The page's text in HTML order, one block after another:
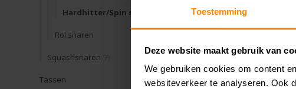
Toestemming
Deze website maakt gebruik van
We gebruiken cookies om content
websiteverkeer te analyseren. Ook
Hardhitter/Spin snaren
Rol snaren
Squashsnaren
Tassen